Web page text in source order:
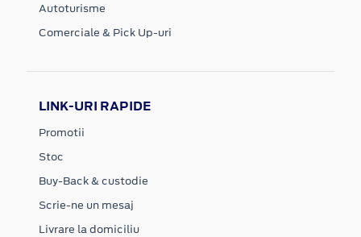
Autoturisme
Comerciale & Pick Up-uri
LINK-URI RAPIDE
Promotii
Stoc
Buy-Back & custodie
Scrie-ne un mesaj
Livrare la domiciliu